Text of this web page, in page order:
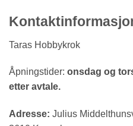
Taras Hobbykrok
Åpningstider: onsdag og
etter avtale.
Adresse: Julius